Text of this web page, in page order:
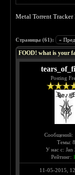
Metal Torrent Tracker
Страницы (61): «
FOOD! what is your
Posting
Сообщений:
Темы: 8
У нас с: Jan
Рейтинг:
11-05-2015,